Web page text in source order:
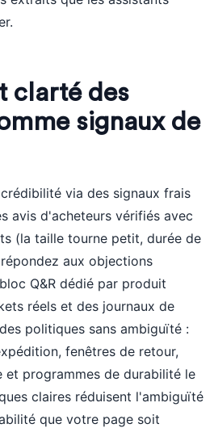
clarté des
signaux de
via des signaux frais
avis d'acheteurs vérifiés avec
(la taille tourne petit, durée de
aux objections
Q&R dédié par produit
réels et des journaux de
politiques sans ambiguïté :
fenêtres de retour,
et programmes de durabilité le
claires réduisent l'ambiguïté
que votre page soit